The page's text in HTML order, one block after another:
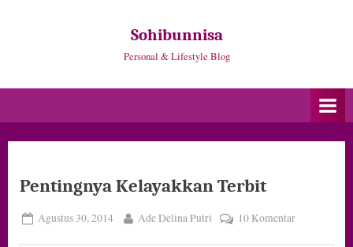
Sohibunnisa
Personal & Lifestyle Blog
Pentingnya Kelayakkan Terbit
Posted
Agustus 30, 2014 By
Ade Delina Putri 10 Komentarpada